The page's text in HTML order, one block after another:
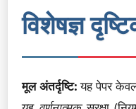
विशेषज्ञ
मूल अंतर्दृष्टि:यह पेपर केवल